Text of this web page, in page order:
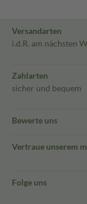
Versandarten
i.d.R. am nächsten
Zahlarten
sicher und bequem
Bewerte uns
Vertraue unserem
Folge uns